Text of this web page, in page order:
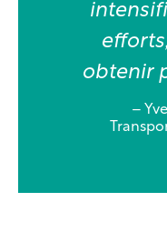
obtenir
–